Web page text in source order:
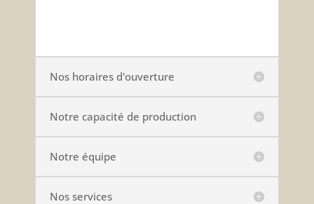
Nos horaires d'ouverture
Notre capacité de production
Notre équipe
Nos services